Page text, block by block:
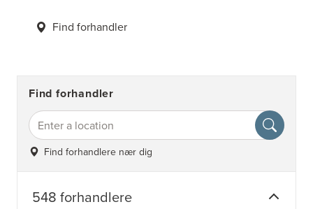
Find forhandler
Find forhandler
Find forhandlere nær dig
548 forhandlere